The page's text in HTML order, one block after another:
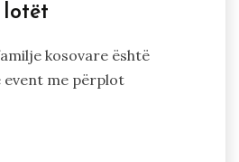
kosovare është
event me përplot